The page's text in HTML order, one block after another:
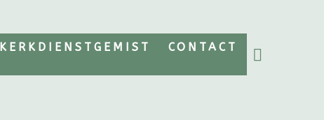
KERKDIENSTGEMIST CONTACT